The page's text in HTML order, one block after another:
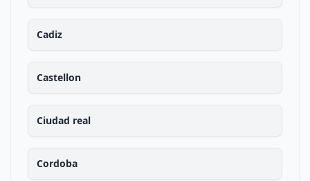
Cadiz
Castellon
Ciudad real
Cordoba